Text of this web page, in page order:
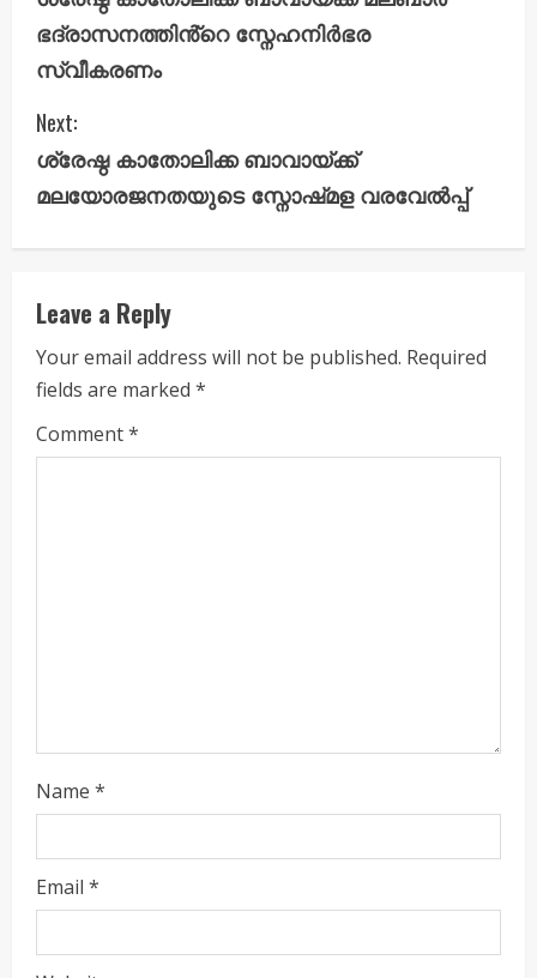
o
n
t
i
n
u
e
R
e
a
ഭദ്രാസനത്തിൻ്റെ സ്നേഹനിർഭര
സ്വീകരണം
Next:
ശ്രേഷ്ഠ കാതോലിക്ക ബാവായ്ക്ക്
മലയോരജനതയുടെ സ്നോഷ്‌മള വരവേൽപ്പ്
Leave a Reply
Your email address will not be published. Required
fields are marked *
Comment*
Name *
Email *